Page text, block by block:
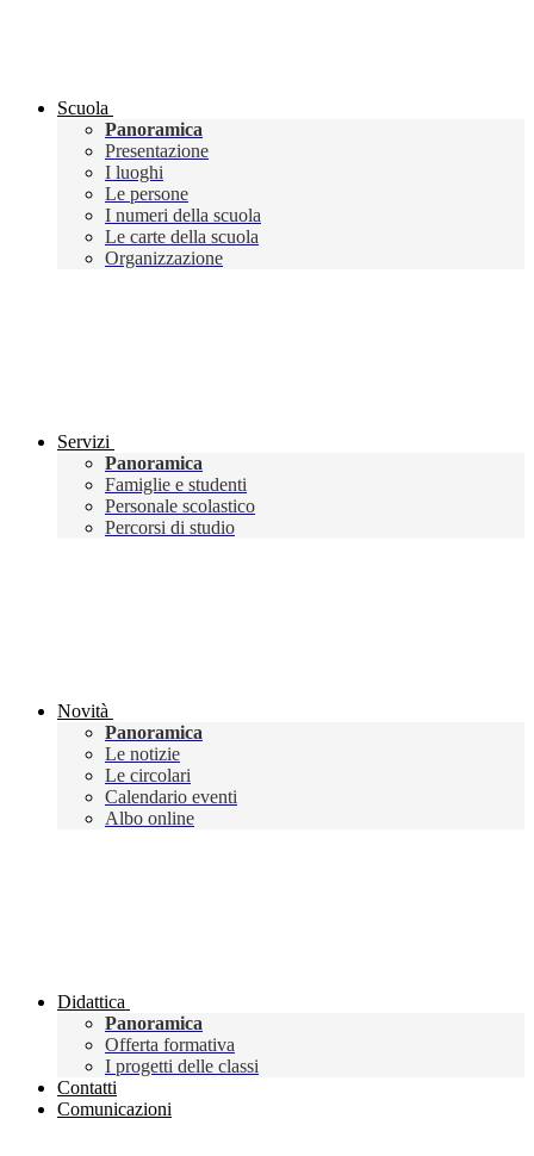
Scuola
Panoramica
Presentazione
I luoghi
Le persone
I numeri della scuola
Le carte della scuola
Organizzazione
Servizi
Panoramica
Famiglie e studenti
Personale scolastico
Percorsi di studio
Novità
Panoramica
Le notizie
Le circolari
Calendario eventi
Albo online
Didattica
Panoramica
Offerta formativa
I progetti delle classi
Contatti
Comunicazioni